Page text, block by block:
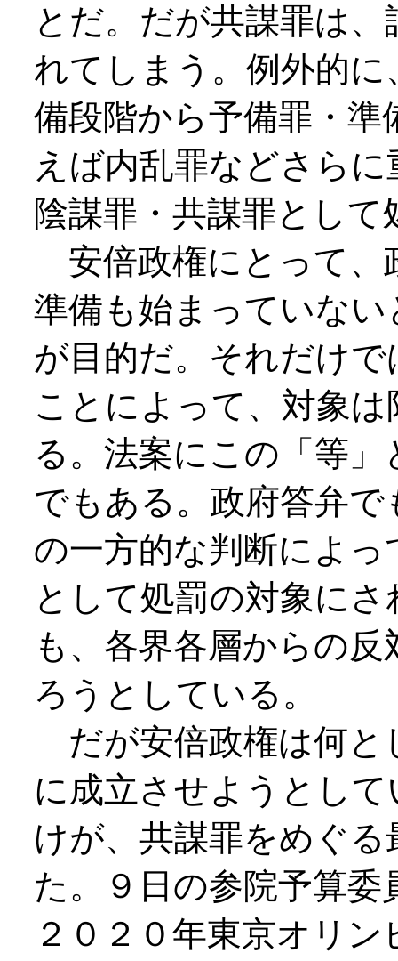
とだ。だが共謀罪は
れてしまう。例外的
備段階から予備罪・
えば内乱罪などさら
陰謀罪・共謀罪とし
安倍政権にとって、
準備も始まっていな
が目的だ。それだけ
ことによって、対象
る。法案にこの「等
でもある。政府答弁
の一方的な判断によ
として処罰の対象に
も、各界各層からの
ろうとしている。
だが安倍政権は何と
に成立させようとし
けが、共謀罪をめぐ
た。９日の参院予算
２０２０年東京オリ